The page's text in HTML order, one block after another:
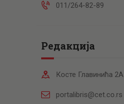
011/264-82-89
Редакција
Косте Главинића 2А
portalibris@cet.co.rs